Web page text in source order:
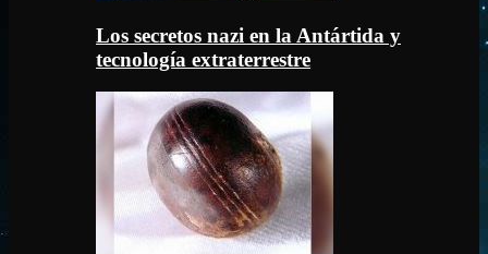
Los secretos nazi en la Antártida y
tecnología extraterrestre